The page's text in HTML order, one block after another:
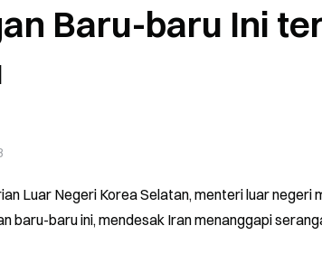
Baru-baru Ini
Luar Negeri Korea Selatan, menteri luar negeri
baru-baru ini, mendesak Iran menanggapi